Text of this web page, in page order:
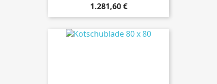
Preis
1.281,60 €